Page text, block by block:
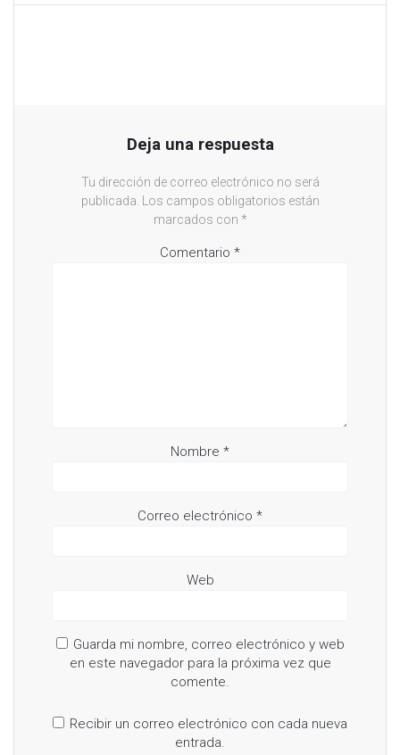
Deja una respuesta
Tu dirección de correo electrónico no será
publicada.
Los campos obligatorios están
marcados con *
Comentario *
Nombre *
Correo electrónico *
Web
Guarda mi nombre, correo electrónico y web
en este navegador para la próxima vez que
comente.
Recibir un correo electrónico con cada nueva
entrada.